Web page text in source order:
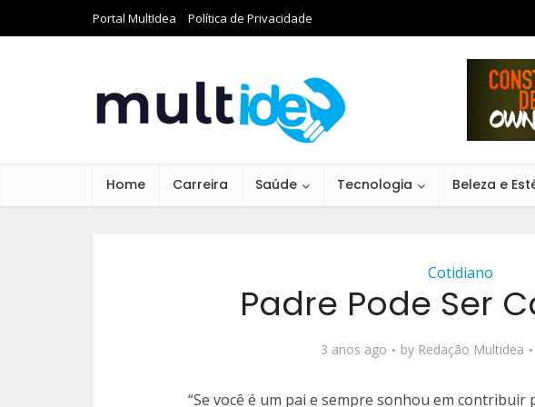
Portal MultIdea Política de Privacidade
Home Carreira Saúde Tecnologia Beleza e
Cotidiano
Padre Pode Ser
3 anos ago by Redação Multidea
“Se você é um pai e sempre sonhou em contribuir